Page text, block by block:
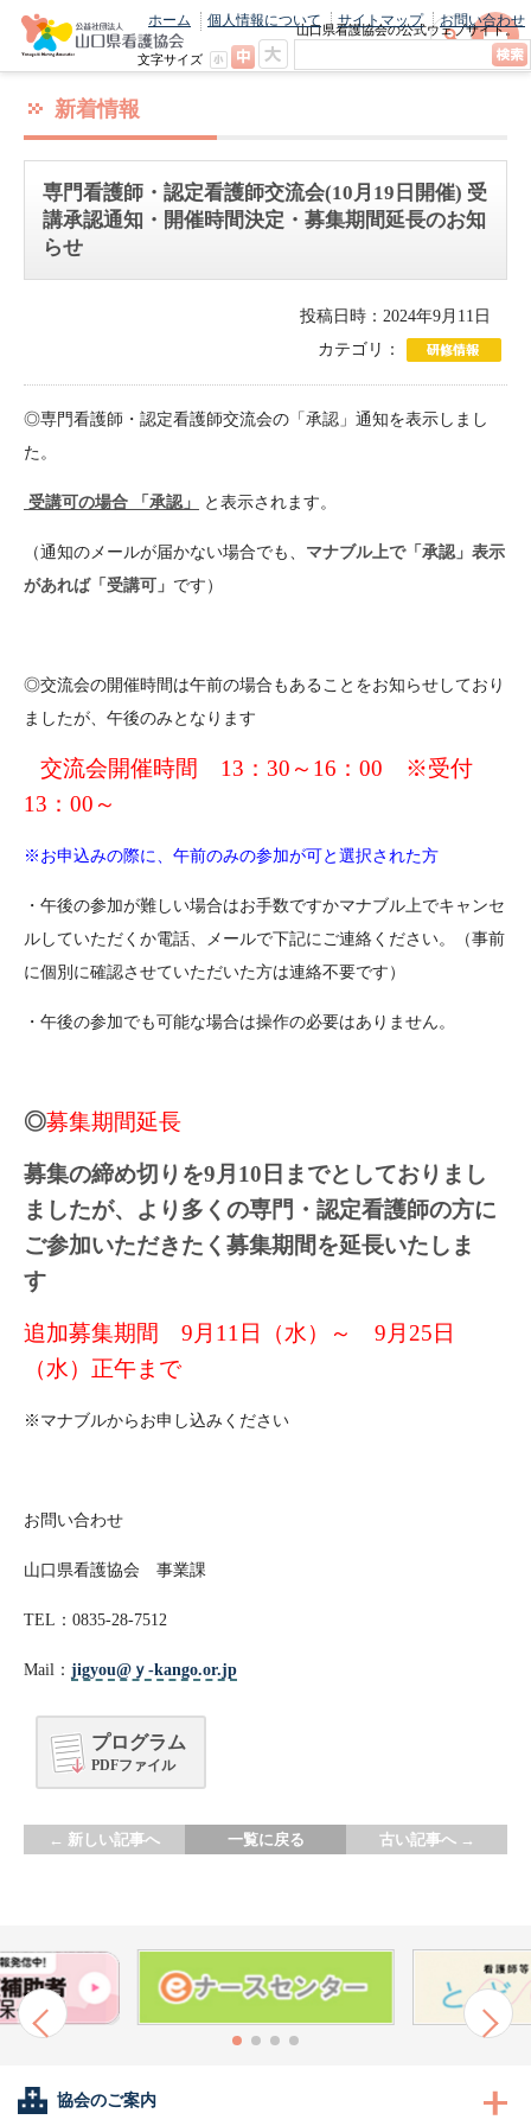
山口県看護協会の公式ウェブサイト。
最新のニュースやお知らせをいち早くお
ホーム 個人情報について サイトマップ お問い合わせ
文字サイズ
新着情報
専門看護師・認定看護師交流会(10月19日開催) 受
講承認通知・開催時間決定・募集期間延長のお知
らせ
投稿日時：2024年9月11日
カテゴリ：
◎専門看護師・認定看護師交流会の「承認」通知を表示しまし
た。
受講可の場合 「承認」 と表示されます。
（通知のメールが届かない場合でも、 マナブル上で「承認」表示
があれば「受講可」 です）
◎交流会の開催時間は午前の場合もあることをお知らせしており
ましたが、午後のみとなります
交流会開催時間 13：30～16：00 ※受付
13：00～
※お申込みの際に、午前のみの参加が可と選択された方
・午後の参加が難しい場合はお手数ですかマナブル上でキャンセ
ルしていただくか電話、メールで下記にご連絡ください。（事前
に個別に確認させていただいた方は連絡不要です）
・午後の参加でも可能な場合は操作の必要はありません。
◎募集期間延長
募集の締め切りを9月10日までとしておりまし
ましたが、より多くの専門・認定看護師の方に
ご参加いただきたく募集期間を延長いたしま
す
追加募集期間 9月11日（水）～ 9月25日
（水）正午まで
※マナブルからお申し込みください
お問い合わせ
山口県看護協会 事業課
TEL：0835-28-7512
Mail： jigyou@ｙ-kango.or.jp
プログラム
PDFファイル
← 新しい記事へ 一覧に戻る 古い記事へ →
協会のご案内